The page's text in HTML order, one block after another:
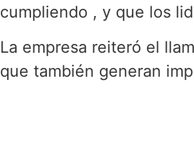
cumpliendo , y que los
La empresa reiteró el
que también generan